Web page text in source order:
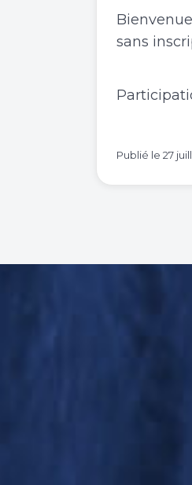
sans
Publié le 27